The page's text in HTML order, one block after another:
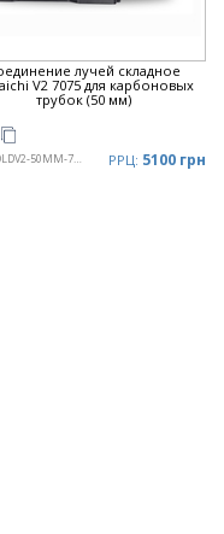
лучей складное
V2 7075 для карбоновых
трубок (50 мм)
SHC-FOLDV2-50MM-7075 РРЦ: 5100 грн